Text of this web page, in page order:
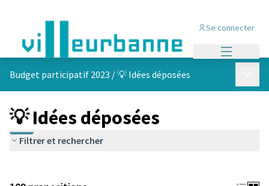
Se connecter
Budget participatif 2023 /💡 Idées déposées
💡 Idées déposées
Filtrer et rechercher
+